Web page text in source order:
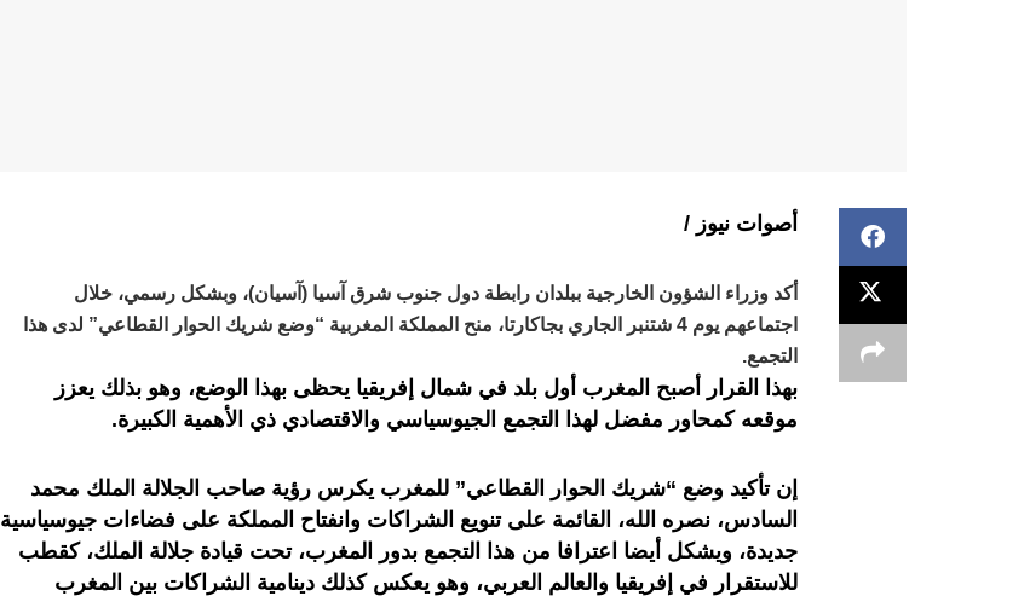
أصوات نيوز /
أكد وزراء الشؤون الخارجية ببلدان رابطة دول جنوب شرق آسيا (آسيان)، وبشكل رسمي، خلال
اجتماعهم يوم 4 شتنبر الجاري بجاكارتا، منح المملكة المغربية “وضع شريك الحوار القطاعي” لدى هذا
التجمع.
بهذا القرار أصبح المغرب أول بلد في شمال إفريقيا يحظى بهذا الوضع، وهو بذلك يعزز
موقعه كمحاور مفضل لهذا التجمع الجيوسياسي والاقتصادي ذي الأهمية الكبيرة.
إن تأكيد وضع “شريك الحوار القطاعي” للمغرب يكرس رؤية صاحب الجلالة الملك محمد
السادس، نصره الله، القائمة على تنويع الشراكات وانفتاح المملكة على فضاءات جيوسياسية
جديدة، ويشكل أيضا اعترافا من هذا التجمع بدور المغرب، تحت قيادة جلالة الملك، كقطب
للاستقرار في إفريقيا والعالم العربي، وهو يعكس كذلك دينامية الشراكات بين المغرب